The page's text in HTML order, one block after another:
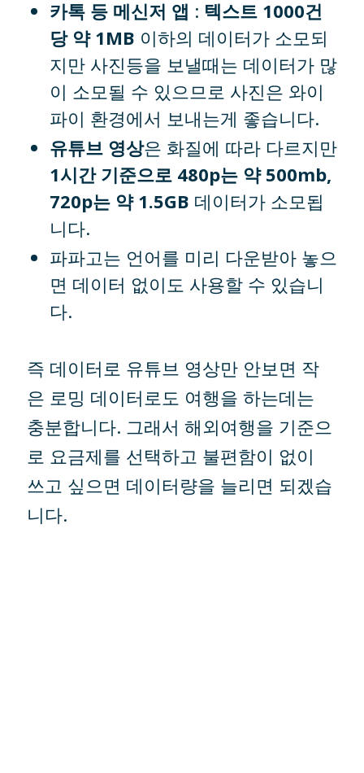
카톡 등 메신저 앱 : 텍스트 1000건
당 약 1MB 이하의 데이터가 소모되
지만 사진등을 보낼때는 데이터가 많
이 소모될 수 있으므로 사진은 와이
파이 환경에서 보내는게 좋습니다.
유튜브 영상은 화질에 따라 다르지만
1시간 기준으로 480p는 약 500mb,
720p는 약 1.5GB 데이터가 소모됩
니다.
파파고는 언어를 미리 다운받아 놓으
면 데이터 없이도 사용할 수 있습니
다.
즉 데이터로 유튜브 영상만 안보면 작
은 로밍 데이터로도 여행을 하는데는
충분합니다. 그래서 해외여행을 기준으
로 요금제를 선택하고 불편함이 없이
쓰고 싶으면 데이터량을 늘리면 되겠습
니다.